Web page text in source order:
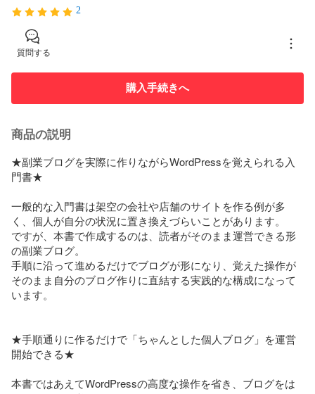
2
質問する
購入手続きへ
商品の説明
★副業ブログを実際に作りながらWordPressを覚えられる入
門書★
一般的な入門書は架空の会社や店舗のサイトを作る例が多
く、個人が自分の状況に置き換えづらいことがあります。
ですが、本書で作成するのは、読者がそのまま運営できる形
の副業ブログ。
手順に沿って進めるだけでブログが形になり、覚えた操作が
そのまま自分のブログ作りに直結する実践的な構成になって
います。
★手順通りに作るだけで「ちゃんとした個人ブログ」を運営
開始できる★
本書ではあえてWordPressの高度な操作を省き、ブログをは